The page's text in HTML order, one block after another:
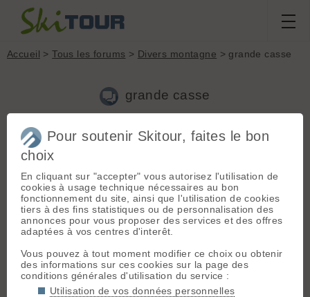
Accueil >Tous les forums > Divers montagne > grande casse
grande casse
Nouveau sujet Voir tous les sujets Chercher Archives
Bob de Bernin
Bonjour, qlq'un aurait des infos sur les conditions de rando
par la voie normale à la Grande Casse ? 😉 merci
E Etienne-H-[3570posts] - Le 22/03/2024 08:52
www.data-avalanche.org/avalanche/1710848062847
Pour soutenir Skitour, faites le bon
choix
En cliquant sur "accepter" vous autorisez l'utilisation de
cookies à usage technique nécessaires au bon
fonctionnement du site, ainsi que l'utilisation de cookies
tiers à des fins statistiques ou de personnalisation des
annonces pour vous proposer des services et des offres
adaptées à vos centres d'interêt.
Vous pouvez à tout moment modifier ce choix ou obtenir
des informations sur ces cookies sur la page des
conditions générales d'utilisation du service :
Utilisation de vos données personnelles